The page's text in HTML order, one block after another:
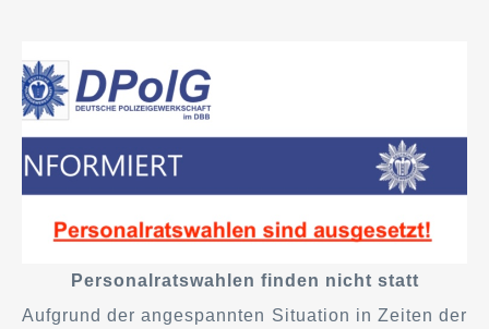
Personalratswahlen finden nicht statt
Aufgrund der angespannten Situation in Zeiten der